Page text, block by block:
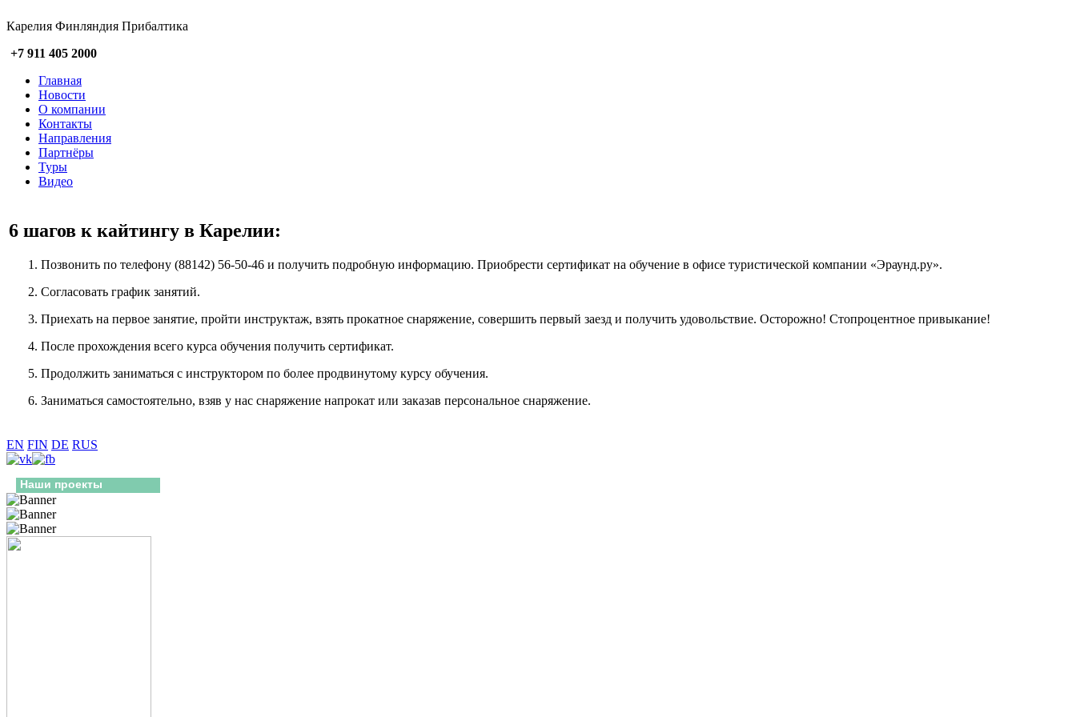
Карелия Финляндия Прибалтика
+7 911 405 2000
Главная
Новости
О компании
Контакты
Направления
Партнёры
Туры
Видео
6 шагов к кайтингу в Карелии:
Позвонить по телефону (88142) 56-50-46 и получить подробную информацию. Приобрести сертификат на обучение в офисе туристической компании «Эраунд.ру».
Согласовать график занятий.
Приехать на первое занятие, пройти инструктаж, взять прокатное снаряжение, совершить первый заезд и получить удовольствие. Осторожно! Стопроцентное привыкание!
После прохождения всего курса обучения получить сертификат.
Продолжить заниматься с инструктором по более продвинутому курсу обучения.
Заниматься самостоятельно, взяв у нас снаряжение напрокат или заказав персональное снаряжение.
EN FIN DE RUS
Наши проекты